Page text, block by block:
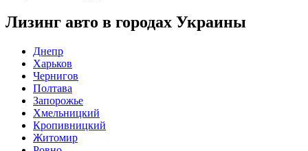
Лизинг авто в городах Украины
Днепр
Харьков
Чернигов
Полтава
Запорожье
Хмельницкий
Кропивницкий
Житомир